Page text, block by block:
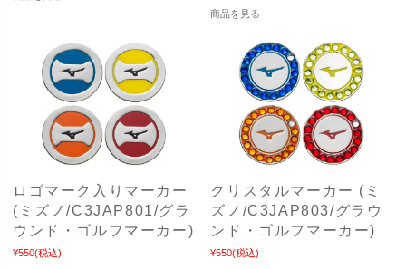
商品を見る
ロゴマーク入りマーカー
(ミズノ/C3JAP801/グラ
ウンド・ゴルフマーカー)
¥550(税込)
クリスタルマーカー (ミ
ズノ/C3JAP803/グラウ
ンド・ゴルフマーカー)
¥550(税込)